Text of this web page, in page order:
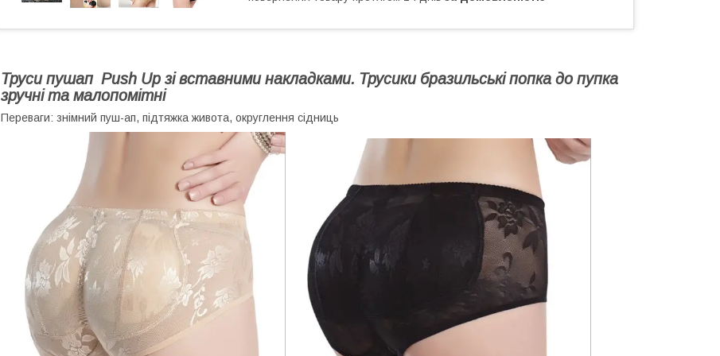
Труси пушап Push Up зі вставними накладками. Трусики бразильські попка до пупка
зручні та малопомітні
Переваги: знімний пуш-ап, підтяжка живота, округлення сідниць